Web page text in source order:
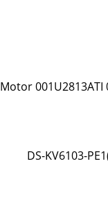
Motor 001U2813ATI
DS-KV6103-